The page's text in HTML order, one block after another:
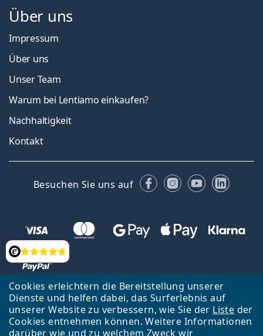
Cookies erleichtern die Bereitstellung unserer
Dienste und helfen dabei, das Surferlebnis auf
unserer Website zu verbessern, wie Sie der Liste der
Cookies entnehmen können. Weitere Informationen
darüber wie und zu welchem Zweck wir
Bewertung
Über uns
Impressum
Über uns
Unser Team
Warum bei Lentiamo einkaufen?
Nachhaltigkeit
Kontakt
Besuchen Sie uns auf FacebookInstagram
YouTube
Zurück zur Hauptseite Nach oben
Français
Lentiamo s.r.o., Tschechien ist Eigentümer und Betreiber des Online-
Shops Lentiamo.ch
Seit 18 Jahren sind wir für Sie da.